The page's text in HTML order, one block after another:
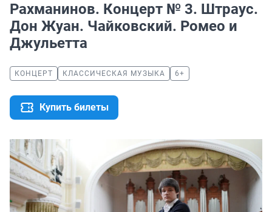
Рахманинов. Концерт № 3. Штраус.
Дон Жуан. Чайковский. Ромео и
Джульетта
КОНЦЕРТ КЛАССИЧЕСКАЯ МУЗЫКА 6+
Купить билеты